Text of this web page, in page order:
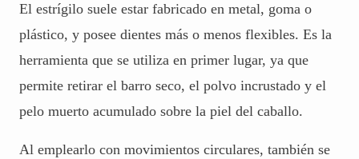
El estrígilo suele estar fabricado en metal, goma o
plástico, y posee dientes más o menos flexibles. Es la
herramienta que se utiliza en primer lugar, ya que
permite retirar el barro seco, el polvo incrustado y el
pelo muerto acumulado sobre la piel del caballo.
Al emplearlo con movimientos circulares, también se